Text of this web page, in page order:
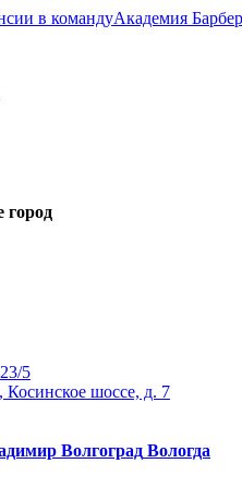
в командуАкадемия
город
5
шоссе, д. 7
Волгоград Вологда